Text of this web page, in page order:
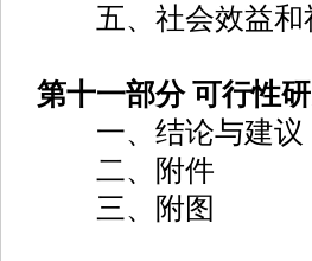
五、社会效益和
第十一部分 可行性
一、结论与建议
二、附件
三、附图